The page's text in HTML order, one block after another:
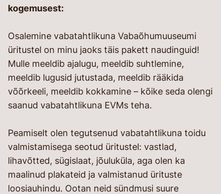
kogemusest:
Osalemine vabatahtlikuna Vabaõhumuuseumi
üritustel on minu jaoks täis pakett naudinguid!
Mulle meeldib ajalugu, meeldib suhtlemine,
meeldib lugusid jutustada, meeldib rääkida
võõrkeeli, meeldib kokkamine – kõike seda olengi
saanud vabatahtlikuna EVMs teha.
Peamiselt olen tegutsenud vabatahtlikuna toidu
valmistamisega seotud üritustel: vastlad,
lihavõtted, sügislaat, jõuluküla, aga olen ka
maalinud plakateid ja valmistanud ürituste
loosiauhindu. Ootan neid sündmusi suure